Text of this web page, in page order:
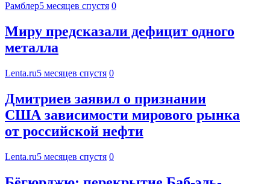
Рамблер5 месяцев спустя 0
Миру предсказали дефицит одного
металла
Lenta.ru5 месяцев спустя 0
Дмитриев заявил о признании
США зависимости мирового рынка
от российской нефти
Lenta.ru5 месяцев спустя 0